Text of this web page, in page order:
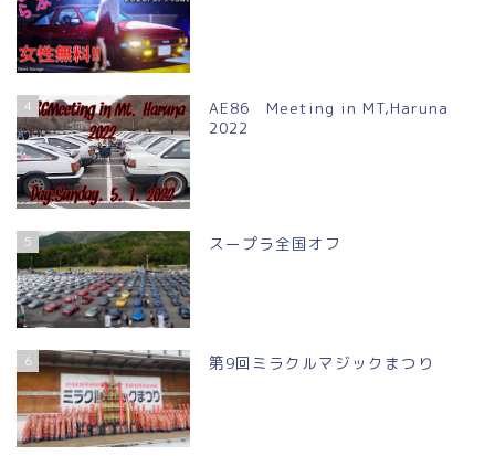
4
AE86 Meeting in MT,Haruna
2022
5 スープラ全国オフ
6 第9回ミラクルマジックまつり